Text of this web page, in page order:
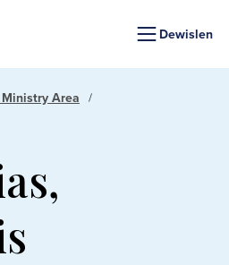
Dewislen
Area